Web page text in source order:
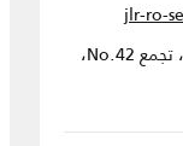
jlr-ro-
المنطقة الصناعية مصفح، قطاع - M15، تجمع No.42،